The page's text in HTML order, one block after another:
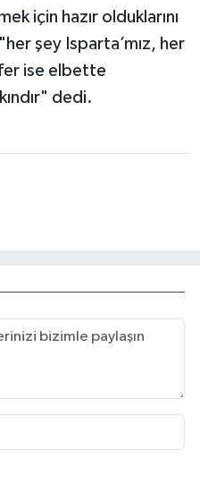
için hazır olduklarını
şey Isparta’mız, her
ise elbette
dedi.